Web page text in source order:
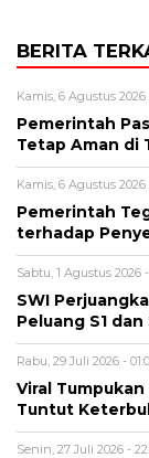
BERITA
Kamis, 6 Agustus 2026
Pemerintah
Tetap Aman di
Kamis, 6 Agustus 2026
Pemerintah
terhadap
Sabtu, 1 Agustus 2026
SWI
Peluang S1 dan
Rabu, 29 Juli 2026 -
Viral Tumpukan
Tuntut
Senin, 27 Juli 2026 -